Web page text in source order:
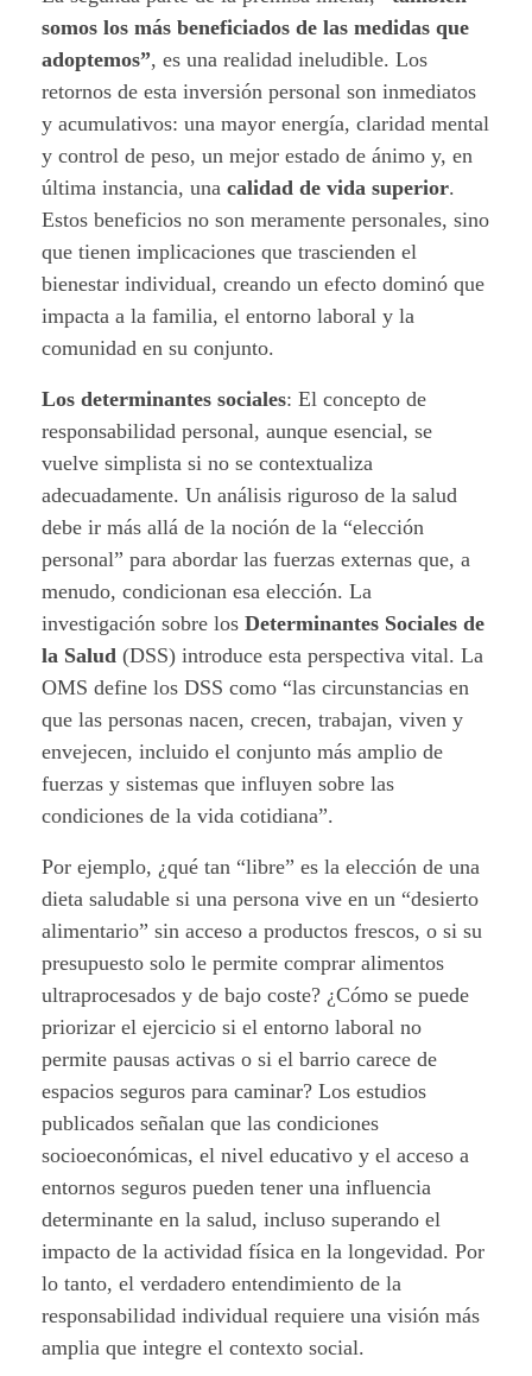
i
d
a
d
c
o
m
a
r
t
i
d
a
)
somos los más beneficiados de las medidas que
adoptemos”, es una realidad ineludible. Los
retornos de esta inversión personal son inmediatos
y acumulativos: una mayor energía, claridad mental
y control de peso, un mejor estado de ánimo y, en
última instancia, una calidad de vida superior.
Estos beneficios no son meramente personales, sino
que tienen implicaciones que trascienden el
bienestar individual, creando un efecto dominó que
impacta a la familia, el entorno laboral y la
comunidad en su conjunto.
Los determinantes sociales: El concepto de
responsabilidad personal, aunque esencial, se
vuelve simplista si no se contextualiza
adecuadamente. Un análisis riguroso de la salud
debe ir más allá de la noción de la “elección
personal” para abordar las fuerzas externas que, a
menudo, condicionan esa elección. La
investigación sobre los Determinantes Sociales de
la Salud (DSS) introduce esta perspectiva vital. La
OMS define los DSS como “las circunstancias en
que las personas nacen, crecen, trabajan, viven y
envejecen, incluido el conjunto más amplio de
fuerzas y sistemas que influyen sobre las
condiciones de la vida cotidiana”.
Por ejemplo, ¿qué tan “libre” es la elección de una
dieta saludable si una persona vive en un “desierto
alimentario” sin acceso a productos frescos, o si su
presupuesto solo le permite comprar alimentos
ultraprocesados y de bajo coste? ¿Cómo se puede
priorizar el ejercicio si el entorno laboral no
permite pausas activas o si el barrio carece de
espacios seguros para caminar? Los estudios
publicados señalan que las condiciones
socioeconómicas, el nivel educativo y el acceso a
entornos seguros pueden tener una influencia
determinante en la salud, incluso superando el
impacto de la actividad física en la longevidad. Por
lo tanto, el verdadero entendimiento de la
responsabilidad individual requiere una visión más
amplia que integre el contexto social.